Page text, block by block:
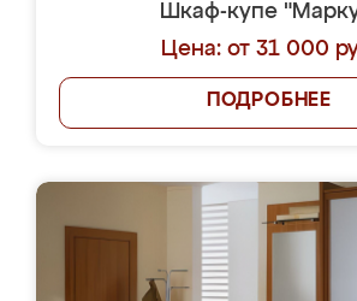
Шкаф-купе
Цена: от 31 000
ПОДРОБНЕЕ